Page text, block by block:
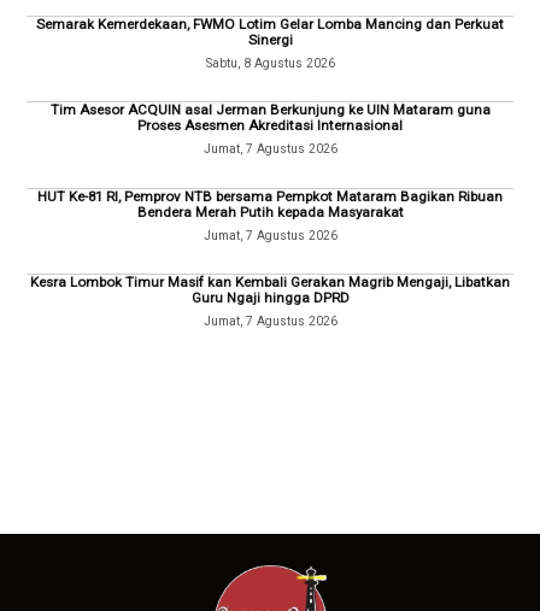
Semarak Kemerdekaan, FWMO Lotim Gelar Lomba Mancing dan Perkuat
Sinergi
Sabtu, 8 Agustus 2026
Tim Asesor ACQUIN asal Jerman Berkunjung ke UIN Mataram guna
Proses Asesmen Akreditasi Internasional
Jumat, 7 Agustus 2026
HUT Ke-81 RI, Pemprov NTB bersama Pempkot Mataram Bagikan Ribuan
Bendera Merah Putih kepada Masyarakat
Jumat, 7 Agustus 2026
Kesra Lombok Timur Masif kan Kembali Gerakan Magrib Mengaji, Libatkan
Guru Ngaji hingga DPRD
Jumat, 7 Agustus 2026